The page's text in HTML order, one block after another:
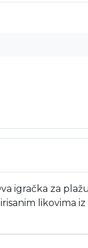
igračka za
likovima